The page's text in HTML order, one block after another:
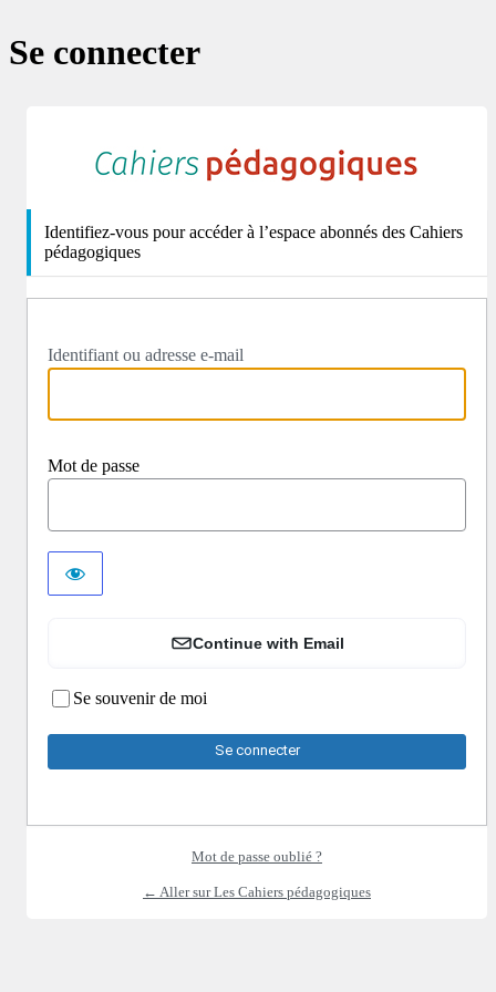
Se connecter
Identifiez-vous pour accéder à l’espace abonnés des Cahiers
pédagogiques
Identifiant ou adresse e-mail
Mot de passe
Continue with Email
Se souvenir de moi
Mot de passe oublié ?
← Aller sur Les Cahiers pédagogiques